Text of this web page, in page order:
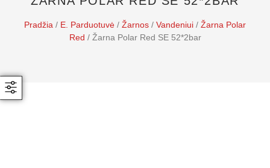
Pradžia / E. Parduotuvė / Žarnos / Vandeniui / Žarna Polar
Red / Žarna Polar Red SE 52*2bar